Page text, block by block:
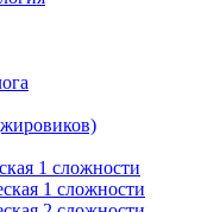
1 сложности
1 сложности